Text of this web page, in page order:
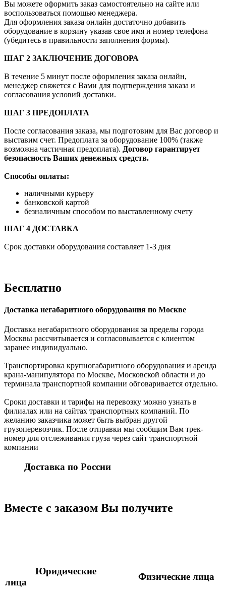
Вы можете оформить заказ самостоятельно на сайте или
воспользоваться помощью менеджера.
Для оформления заказа онлайн достаточно добавить
оборудование в корзину указав свое имя и номер телефона
(убедитесь в правильности заполнения формы).
ШАГ 2 ЗАКЛЮЧЕНИЕ ДОГОВОРА
В течение 5 минут после оформления заказа онлайн,
менеджер свяжется с Вами для подтверждения заказа и
согласования условий доставки.
ШАГ 3 ПРЕДОПЛАТА
После согласования заказа, мы подготовим для Вас договор и
выставим счет. Предоплата за оборудование 100% (также
возможна частичная предоплата). Договор гарантирует
безопасность Ваших денежных средств.
Способы оплаты:
наличными курьеру
банковской картой
безналичным способом по выставленному счету
ШАГ 4 ДОСТАВКА
Срок доставки оборудования составляет 1-3 дня
Бесплатно
Доставка негабаритного оборудования по Москве
Доставка негабаритного оборудования за пределы города
Москвы рассчитывается и согласовывается с клиентом
заранее индивидуально.
Транспортировка крупногабаритного оборудования и аренда
крана-манипулятора по Москве, Московской области и до
терминала транспортной компании обговаривается отдельно.
Сроки доставки и тарифы на перевозку можно узнать в
филиалах или на сайтах транспортных компаний. По
желанию заказчика может быть выбран другой
грузоперевозчик. После отправки мы сообщим Вам трек-
номер для отслеживания груза через сайт транспортной
компании
Доставка по России
Вместе с заказом Вы получите
Юридические
лица
Физические лица